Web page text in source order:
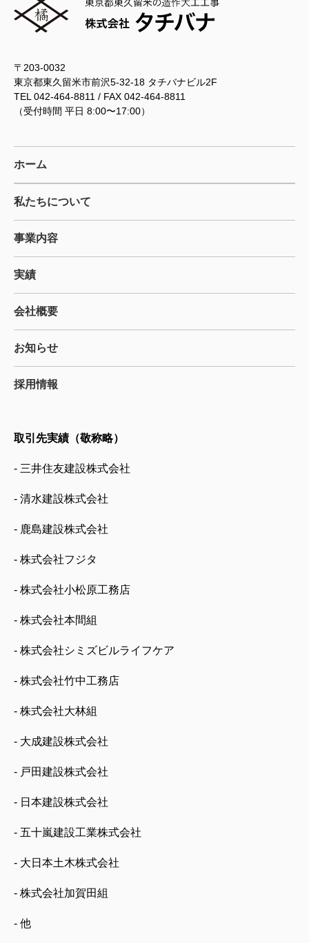
〒203-0032
東京都東久留米市前沢5-32-18 タチバナビル2F
TEL 042-464-8811 / FAX 042-464-8811
（受付時間 平日 8:00〜17:00）
ホーム
私たちについて
事業内容
実績
会社概要
お知らせ
採用情報
取引先実績（敬称略）
- 三井住友建設株式会社
- 清水建設株式会社
- 鹿島建設株式会社
- 株式会社フジタ
- 株式会社小松原工務店
- 株式会社本間組
- 株式会社シミズビルライフケア
- 株式会社竹中工務店
- 株式会社大林組
- 大成建設株式会社
- 戸田建設株式会社
- 日本建設株式会社
- 五十嵐建設工業株式会社
- 大日本土木株式会社
- 株式会社加賀田組
- 他